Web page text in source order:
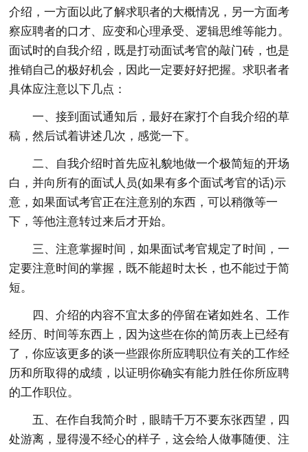
介绍，一方面以此了解求职者的大概情况，另一方面考
察应聘者的口才、应变和心理承受、逻辑思维等能力。
面试时的自我介绍，既是打动面试考官的敲门砖，也是
推销自己的极好机会，因此一定要好好把握。求职者者
具体应注意以下几点：
一、接到面试通知后，最好在家打个自我介绍的草
稿，然后试着讲述几次，感觉一下。
二、自我介绍时首先应礼貌地做一个极简短的开场
白，并向所有的面试人员(如果有多个面试考官的话)示
意，如果面试考官正在注意别的东西，可以稍微等一
下，等他注意转过来后才开始。
三、注意掌握时间，如果面试考官规定了时间，一
定要注意时间的掌握，既不能超时太长，也不能过于简
短。
四、介绍的内容不宜太多的停留在诸如姓名、工作
经历、时间等东西上，因为这些在你的简历表上已经有
了，你应该更多的谈一些跟你所应聘职位有关的工作经
历和所取得的成绩，以证明你确实有能力胜任你所应聘
的工作职位。
五、在作自我简介时，眼睛千万不要东张西望，四
处游离，显得漫不经心的样子，这会给人做事随便、注